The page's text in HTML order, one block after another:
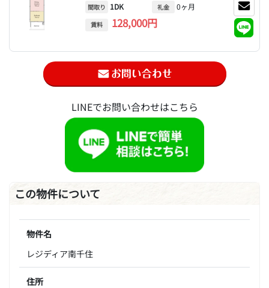
間取り 1DK
賃料 128,000円
礼金 0ヶ月
LINEでお問い合わせはこちら
この物件について
物件名
レジディア南千住
住所